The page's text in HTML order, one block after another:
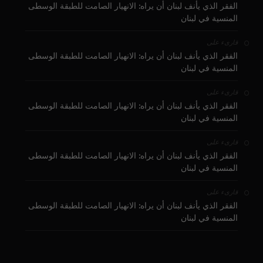
الفقر الذي يأنف لبنان أن يراه: الانهيار الصامت للطبقة الوسطى
المنسية في لبنان
قارىء على
الفقر الذي يأنف لبنان أن يراه: الانهيار الصامت للطبقة الوسطى
المنسية في لبنان
قارىء على
الفقر الذي يأنف لبنان أن يراه: الانهيار الصامت للطبقة الوسطى
المنسية في لبنان
قارىء على
الفقر الذي يأنف لبنان أن يراه: الانهيار الصامت للطبقة الوسطى
المنسية في لبنان
قارىء على
الفقر الذي يأنف لبنان أن يراه: الانهيار الصامت للطبقة الوسطى
المنسية في لبنان